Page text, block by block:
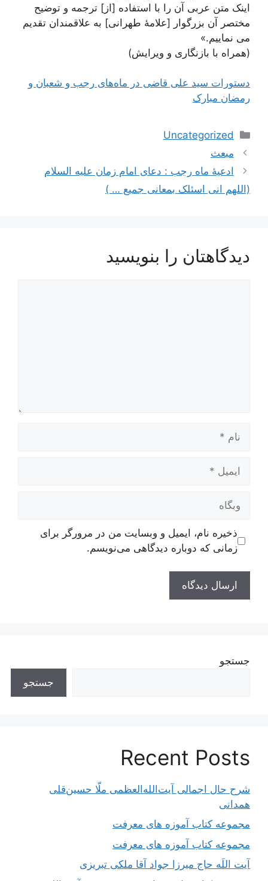
اینک متن عربی آن را با استفاده [از] ترجمه و توضیح
مختصر آن بزرگوار [علامۀ طهرانی] به علاقمندان تقدیم
می نماییم.»
(همراه با بازنگاری و ویرایش)
دستورات سید علی قاضی در ماه‌های رجب و شعبان و
رمضان مبارک
دسته‌ها
Uncategorized
ناوبری
نوشته‌ها
مبعث
ادعیۀ ماه رجب : دعای امام زمان علیه السلام
(اللهم انی اسئلک بمعانی جمیع … )
دیدگاهتان را بنویسید
ایمیل
وبگاه
ذخیره نام، ایمیل و وبسایت من در مرورگر برای
زمانی که دوباره دیدگاهی می‌نویسم.
جستجو
جستجو
Recent Posts
شرح حال اجمالی آیت‌الله‌العظمی ملّا حسین‌قلی
همدانی
مجموعه کتاب آموزه های معرفت
مجموعه کتاب آموزه های معرفت
آیت اللَه حاج میرزا جواد آقا ملکی تبریزی